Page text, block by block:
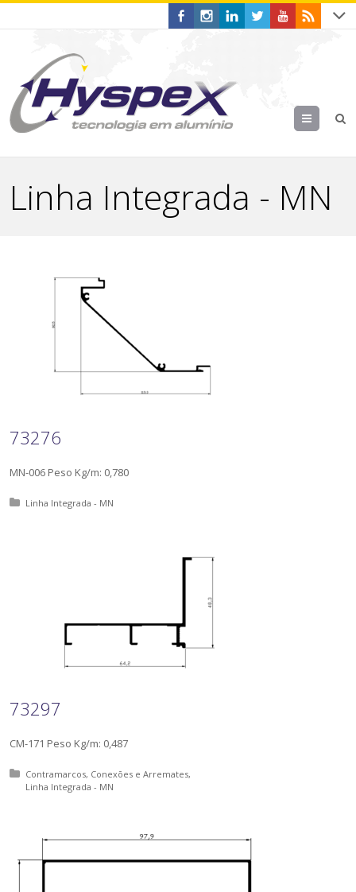
Menu
Linha Integrada - MN
73276
MN-006 Peso Kg/m: 0,780
Posted in:
Linha Integrada - MN
73297
CM-171 Peso Kg/m: 0,487
Posted in:
Contramarcos, Conexões e Arremates
Linha Integrada - MN